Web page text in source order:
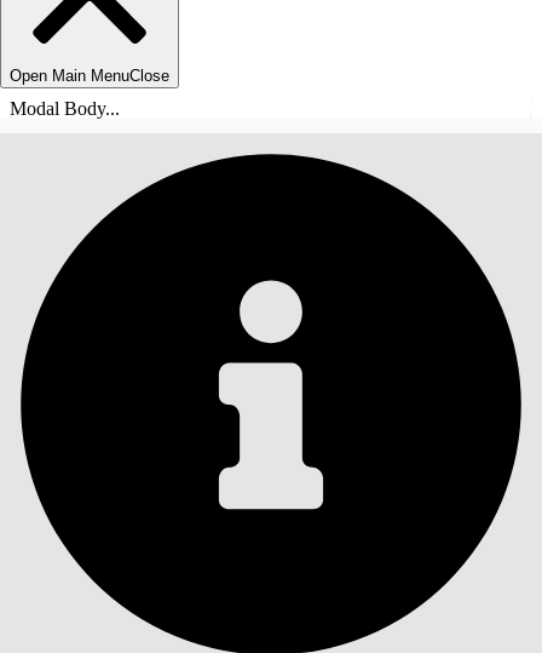
Open Main MenuClose
Modal Body...
Innehållsförteckningar
INNEHÅLLSFÖRTECKNINGAR